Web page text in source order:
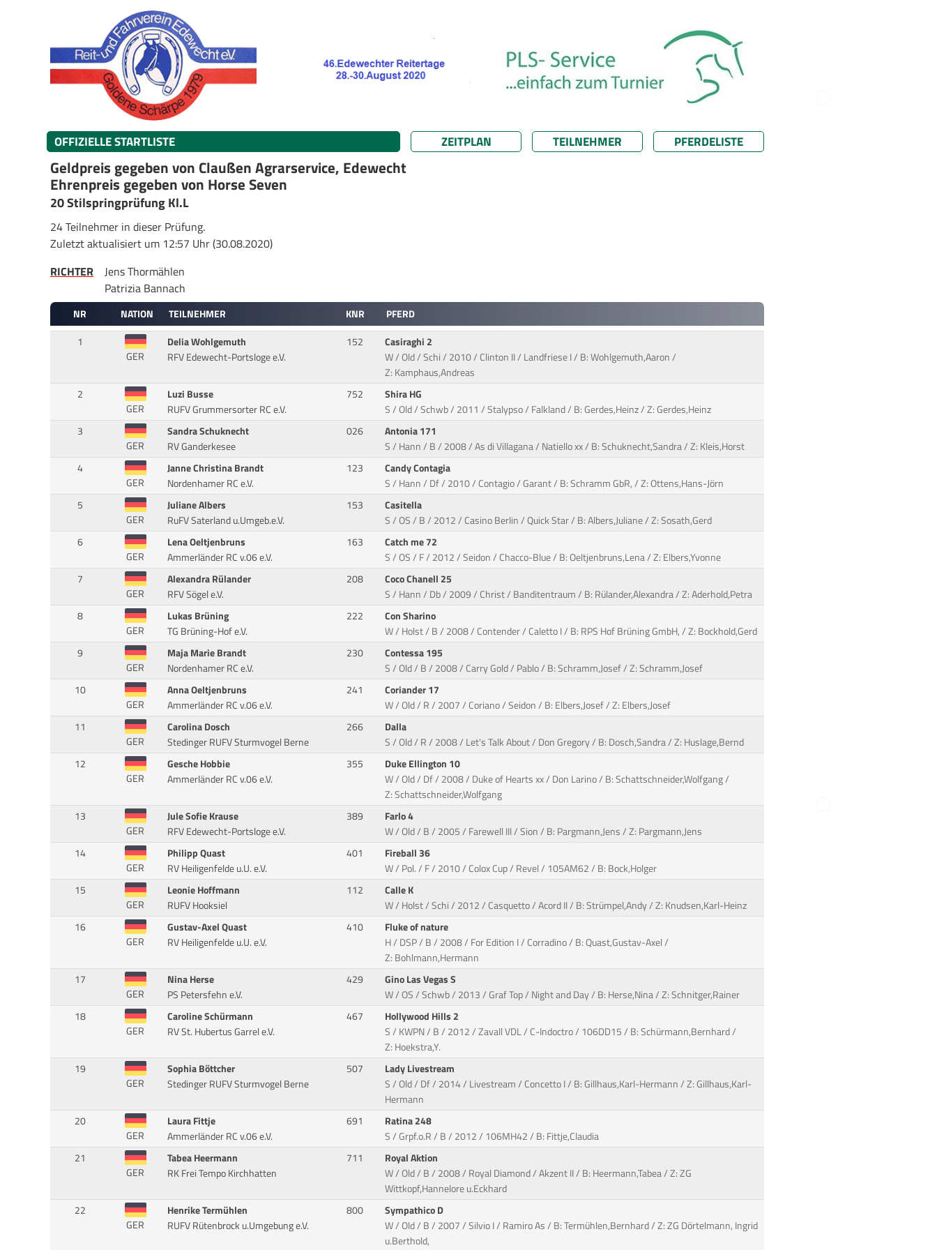
OFFIZIELLE STARTLISTE ZEITPLAN TEILNEHMER PFERDELISTE
Geldpreis gegeben von Claußen Agrarservice, Edewecht
Ehrenpreis gegeben von Horse Seven
20 Stilspringprüfung Kl.L
24 Teilnehmer in dieser Prüfung.
Zuletzt aktualisiert um 12:57 Uhr (30.08.2020)
RICHTER
Jens Thormählen
Patrizia Bannach
NR NATION TEILNEHMER KNR
PFERD
1
GER
Delia Wohlgemuth
RFV Edewecht-Portsloge e.V.
152
Casiraghi 2
W / Old / Schi / 2010 / Clinton II / Landfriese I / B: Wohlgemuth,Aaron /
Z: Kamphaus,Andreas
2
GER
Luzi Busse
RUFV Grummersorter RC e.V.
752
Shira HG
S / Old / Schwb / 2011 / Stalypso / Falkland / B: Gerdes,Heinz / Z: Gerdes,Heinz
3
GER
Sandra Schuknecht
RV Ganderkesee
026
Antonia 171
S / Hann / B / 2008 / As di Villagana / Natiello xx / B: Schuknecht,Sandra / Z: Kleis,Horst
4
GER
Janne Christina Brandt
Nordenhamer RC e.V.
123
Candy Contagia
S / Hann / Df / 2010 / Contagio / Garant / B: Schramm GbR, / Z: Ottens,Hans-Jörn
5
GER
Juliane Albers
RuFV Saterland u.Umgeb.e.V.
153
Casitella
S / OS / B / 2012 / Casino Berlin / Quick Star / B: Albers,Juliane / Z: Sosath,Gerd
6
GER
Lena Oeltjenbruns
Ammerländer RC v.06 e.V.
163
Catch me 72
S / OS / F / 2012 / Seidon / Chacco-Blue / B: Oeltjenbruns,Lena / Z: Elbers,Yvonne
7
GER
Alexandra Rülander
RFV Sögel e.V.
208
Coco Chanell 25
S / Hann / Db / 2009 / Christ / Banditentraum / B: Rülander,Alexandra / Z: Aderhold,Petra
8
GER
Lukas Brüning
TG Brüning-Hof e.V.
222
Con Sharino
W / Holst / B / 2008 / Contender / Caletto I / B: RPS Hof Brüning GmbH, / Z: Bockhold,Gerd
9
GER
Maja Marie Brandt
Nordenhamer RC e.V.
230
Contessa 195
S / Old / B / 2008 / Carry Gold / Pablo / B: Schramm,Josef / Z: Schramm,Josef
10
GER
Anna Oeltjenbruns
Ammerländer RC v.06 e.V.
241
Coriander 17
W / Old / R / 2007 / Coriano / Seidon / B: Elbers,Josef / Z: Elbers,Josef
11
GER
Carolina Dosch
Stedinger RUFV Sturmvogel Berne
266
Dalla
S / Old / R / 2008 / Let's Talk About / Don Gregory / B: Dosch,Sandra / Z: Huslage,Bernd
12
GER
Gesche Hobbie
Ammerländer RC v.06 e.V.
355
Duke Ellington 10
W / Old / Df / 2008 / Duke of Hearts xx / Don Larino / B: Schattschneider,Wolfgang /
Z: Schattschneider,Wolfgang
13
GER
Jule Sofie Krause
RFV Edewecht-Portsloge e.V.
389
Farlo 4
W / Old / B / 2005 / Farewell III / Sion / B: Pargmann,Jens / Z: Pargmann,Jens
14
GER
Philipp Quast
RV Heiligenfelde u.U. e.V.
401
Fireball 36
W / Pol. / F / 2010 / Colox Cup / Revel / 105AM62 / B: Bock,Holger
15
GER
Leonie Hoffmann
RUFV Hooksiel
112
Calle K
W / Holst / Schi / 2012 / Casquetto / Acord II / B: Strümpel,Andy / Z: Knudsen,Karl-Heinz
16
GER
Gustav-Axel Quast
RV Heiligenfelde u.U. e.V.
410
Fluke of nature
H / DSP / B / 2008 / For Edition I / Corradino / B: Quast,Gustav-Axel /
Z: Bohlmann,Hermann
17
GER
Nina Herse
PS Petersfehn e.V.
429
Gino Las Vegas S
W / OS / Schwb / 2013 / Graf Top / Night and Day / B: Herse,Nina / Z: Schnitger,Rainer
18
GER
Caroline Schürmann
RV St. Hubertus Garrel e.V.
467
Hollywood Hills 2
S / KWPN / B / 2012 / Zavall VDL / C-Indoctro / 106DD15 / B: Schürmann,Bernhard /
Z: Hoekstra,Y.
19
GER
Sophia Böttcher
Stedinger RUFV Sturmvogel Berne
507
Lady Livestream
S / Old / Df / 2014 / Livestream / Concetto I / B: Gillhaus,Karl-Hermann / Z: Gillhaus,Karl-
Hermann
20
GER
Laura Fittje
Ammerländer RC v.06 e.V.
691
Ratina 248
S / Grpf.o.R / B / 2012 / 106MH42 / B: Fittje,Claudia
21
GER
Tabea Heermann
RK Frei Tempo Kirchhatten
711
Royal Aktion
W / Old / B / 2008 / Royal Diamond / Akzent II / B: Heermann,Tabea / Z: ZG
Wittkopf,Hannelore u.Eckhard
22
GER
Henrike Termühlen
RUFV Rütenbrock u.Umgebung e.V.
800
Sympathico D
W / Old / B / 2007 / Silvio I / Ramiro As / B: Termühlen,Bernhard / Z: ZG Dörtelmann, Ingrid
u.Berthold,